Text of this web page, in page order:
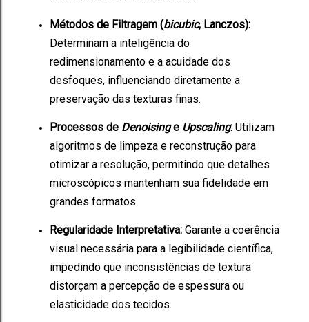
Métodos de Filtragem (bicubic, Lanczos):
Determinam a inteligência do
redimensionamento e a acuidade dos
desfoques, influenciando diretamente a
preservação das texturas finas.
Processos de Denoisinge Upscaling: Utilizam
algoritmos de limpeza e reconstrução para
otimizar a resolução, permitindo que detalhes
microscópicos mantenham sua fidelidade em
grandes formatos.
Regularidade Interpretativa: Garante a coerência
visual necessária para a legibilidade científica,
impedindo que inconsistências de textura
distorçam a percepção de espessura ou
elasticidade dos tecidos.